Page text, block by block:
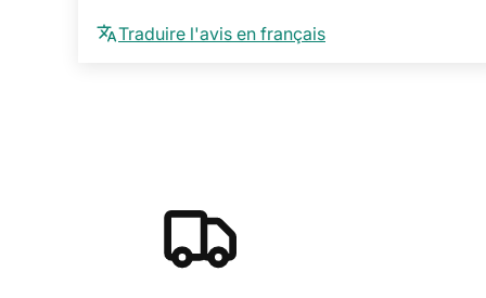
Traduire l'avis en français